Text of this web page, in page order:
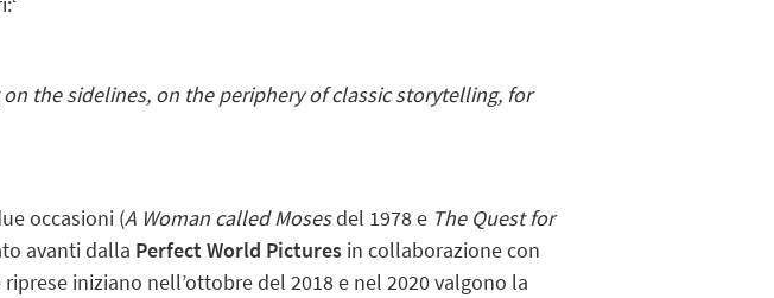
the sidelines, on the periphery of classic storytelling, for
occasioni (A Woman called Mosesdel 1978 e The Quest for
avanti dalla Perfect World Pictures in collaborazione con
iniziano nell’ottobre del 2018 e nel 2020 valgono la